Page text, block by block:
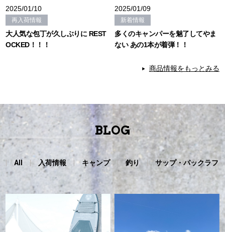
2025/01/10
再入荷情報
大人気な包丁が久しぶりに REST
OCKED！！！
2025/01/09
新着情報
多くのキャンパーを魅了してやま
ない あの1本が着弾！！
商品情報をもっとみる
BLOG
All 入荷情報 キャンプ 釣り サップ・パックラフ